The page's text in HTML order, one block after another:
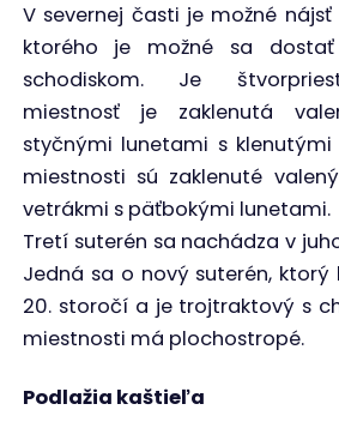
V severnej časti je možné
ktorého je možné sa dostať
schodiskom. Je
miestnosť je zaklenutá
styčnými lunetami s
miestnosti sú zaklenuté
vetrákmi s päťbokými lunetami.
Tretí suterén sa nachádza v
Jedná sa o nový suterén,
20. storočí a je trojtraktový s
miestnosti má plochostropé.
Podlažia kaštieľa